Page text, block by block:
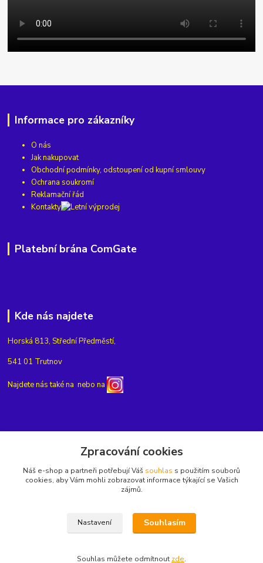
Informace pro zákazníky
O nás
Jak nakupovat
Obchodní podmínky, odstoupení od kupní smlouvy
Ochrana soukromí
Reklamační řád
Kontakty
Platební brána ComGate
Kde nás najdete
Horská 813, Střední Předměstí,
541 01 Trutnov
Najdete nás také na nebo na
+420775654704
Zpracování cookies
Náš e-shop a partneři potřebují Váš souhlas s použitím souborů
cookies, aby Vám mohli zobrazovat informace týkající se Vašich
zájmů.
Nastavení Souhlasím
Souhlas můžete odmítnout zde.